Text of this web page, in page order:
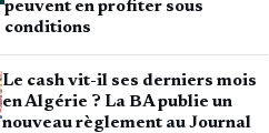
peuvent en profiter sous
conditions
Le cash vit-il ses derniers mois
en Algérie ? La BA publie un
nouveau règlement au Journal